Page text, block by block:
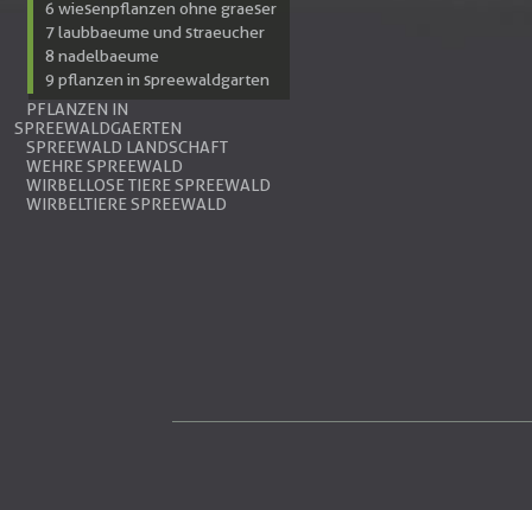
6 wiesenpflanzen ohne graeser
7 laubbaeume und straeucher
8 nadelbaeume
9 pflanzen in spreewaldgarten
PFLANZEN IN
SPREEWALDGAERTEN
SPREEWALD LANDSCHAFT
WEHRE SPREEWALD
WIRBELLOSE TIERE SPREEWALD
WIRBELTIERE SPREEWALD